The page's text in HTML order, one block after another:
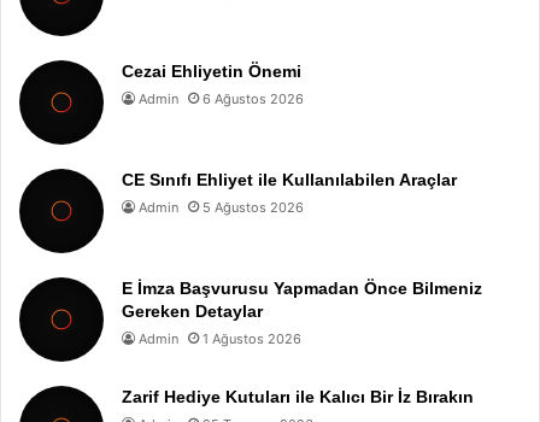
Cezai Ehliyetin Önemi
Admin 6 Ağustos 2026
CE Sınıfı Ehliyet ile Kullanılabilen Araçlar
Admin 5 Ağustos 2026
E İmza Başvurusu Yapmadan Önce Bilmeniz
Gereken Detaylar
Admin 1 Ağustos 2026
Zarif Hediye Kutuları ile Kalıcı Bir İz Bırakın